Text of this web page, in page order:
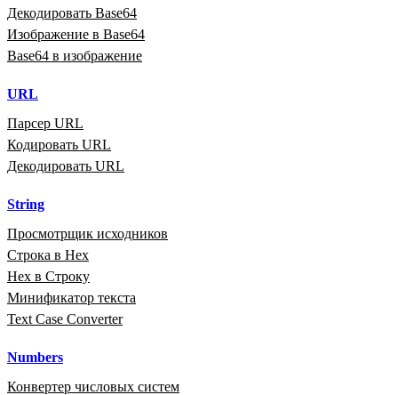
Декодировать Base64
Изображение в Base64
Base64 в изображение
URL
Парсер URL
Кодировать URL
Декодировать URL
String
Просмотрщик исходников
Строка в Hex
Hex в Строку
Минификатор текста
Text Case Converter
Numbers
Конвертер числовых систем